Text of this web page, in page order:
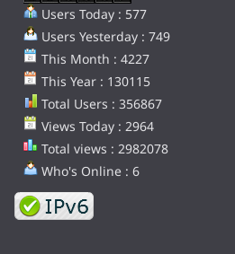
Users Today : 577
Users Yesterday : 749
This Month : 4227
This Year : 130115
Total Users : 356867
Views Today : 2964
Total views : 2982078
Who's Online : 6